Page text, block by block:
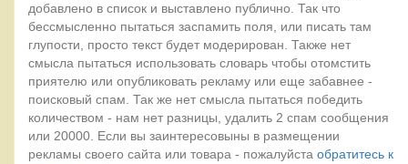
добавлено в список и выставлено публично. Так что
бессмысленно пытаться заспамить поля, или писать там
глупости, просто текст будет модерирован. Также нет
смысла пытаться использовать словарь чтобы отомстить
приятелю или опубликовать рекламу или еще забавнее -
поисковый спам. Так же нет смысла пытаться победить
количеством - нам нет разницы, удалить 2 спам сообщения
или 20000. Если вы заинтересовыны в размещении
рекламы своего сайта или товара - пожалуйста обратитесь к